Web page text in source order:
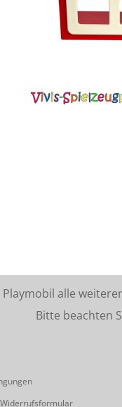
alle
Bitte beachten Sie